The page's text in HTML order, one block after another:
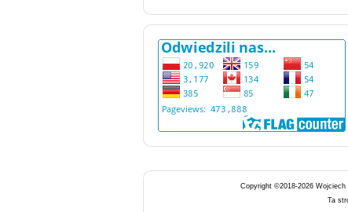
Copyright ©2018-2026
Ta